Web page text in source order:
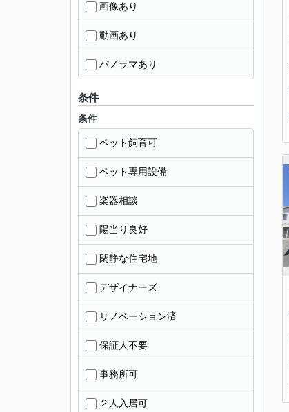
画像あり
動画あり
パノラマあり
条件
条件
ペット飼育可
ペット専用設備
楽器相談
陽当り良好
閑静な住宅地
デザイナーズ
リノベーション済
保証人不要
事務所可
２人入居可